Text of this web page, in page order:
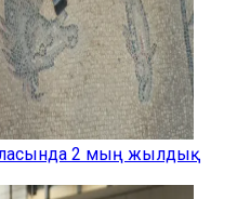
2 мың жылдық